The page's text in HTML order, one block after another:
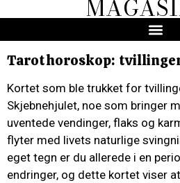
Tarothoroskop:
Kortet som ble trukket for
Skjebnehjulet, noe som bringer
uventede vendinger, flaks og
flyter med livets naturlige
eget tegn er du allerede i en
endringer, og dette kortet viser